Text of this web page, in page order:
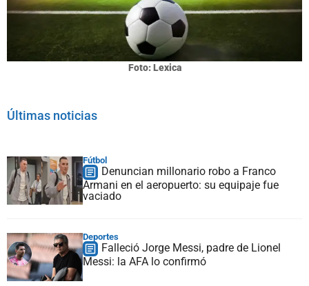
Foto: Lexica
Últimas noticias
Fútbol
Denuncian millonario robo a Franco
Armani en el aeropuerto: su equipaje fue
vaciado
Deportes
Falleció Jorge Messi, padre de Lionel
Messi: la AFA lo confirmó